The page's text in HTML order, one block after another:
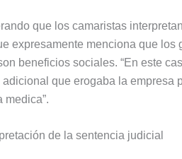
que los camaristas
expresamente menciona que
beneficios sociales. “En este
adicional que erogaba la empresa
medica”.
de la sentencia judicial